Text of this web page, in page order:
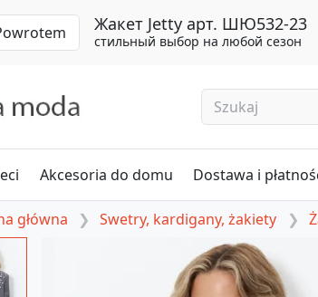
Жакет Jetty арт. ШЮ532-23
стильный выбор на любой сезон
Akcesoria do domu Dostawa i
główna Swetry, kardigany, żakiety